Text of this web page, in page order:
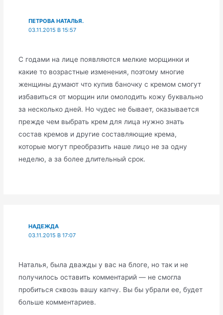
ПЕТРОВА НАТАЛЬЯ.
03.11.2015 В 15:57
С годами на лице появляются мелкие морщинки и
какие то возрастные изменения, поэтому многие
женщины думают что купив баночку с кремом смогут
избавиться от морщин или омолодить кожу буквально
за несколько дней. Но чудес не бывает, оказывается
прежде чем выбрать крем для лица нужно знать
состав кремов и другие составляющие крема,
которые могут преобразить наше лицо не за одну
неделю, а за более длительный срок.
НАДЕЖДА
03.11.2015 В 17:07
Наталья, была дважды у вас на блоге, но так и не
получилось оставить комментарий — не смогла
пробиться сквозь вашу капчу. Вы бы убрали ее, будет
больше комментариев.